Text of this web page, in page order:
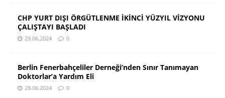
CHP YURT DIŞI ÖRGÜTLENME İKİNCİ YÜZYIL VİZYONU
ÇALIŞTAYI BAŞLADI
29.06.2024 0
Berlin Fenerbahçeliler Derneği’nden Sınır Tanımayan
Doktorlar’a Yardım Eli
28.06.2024 0